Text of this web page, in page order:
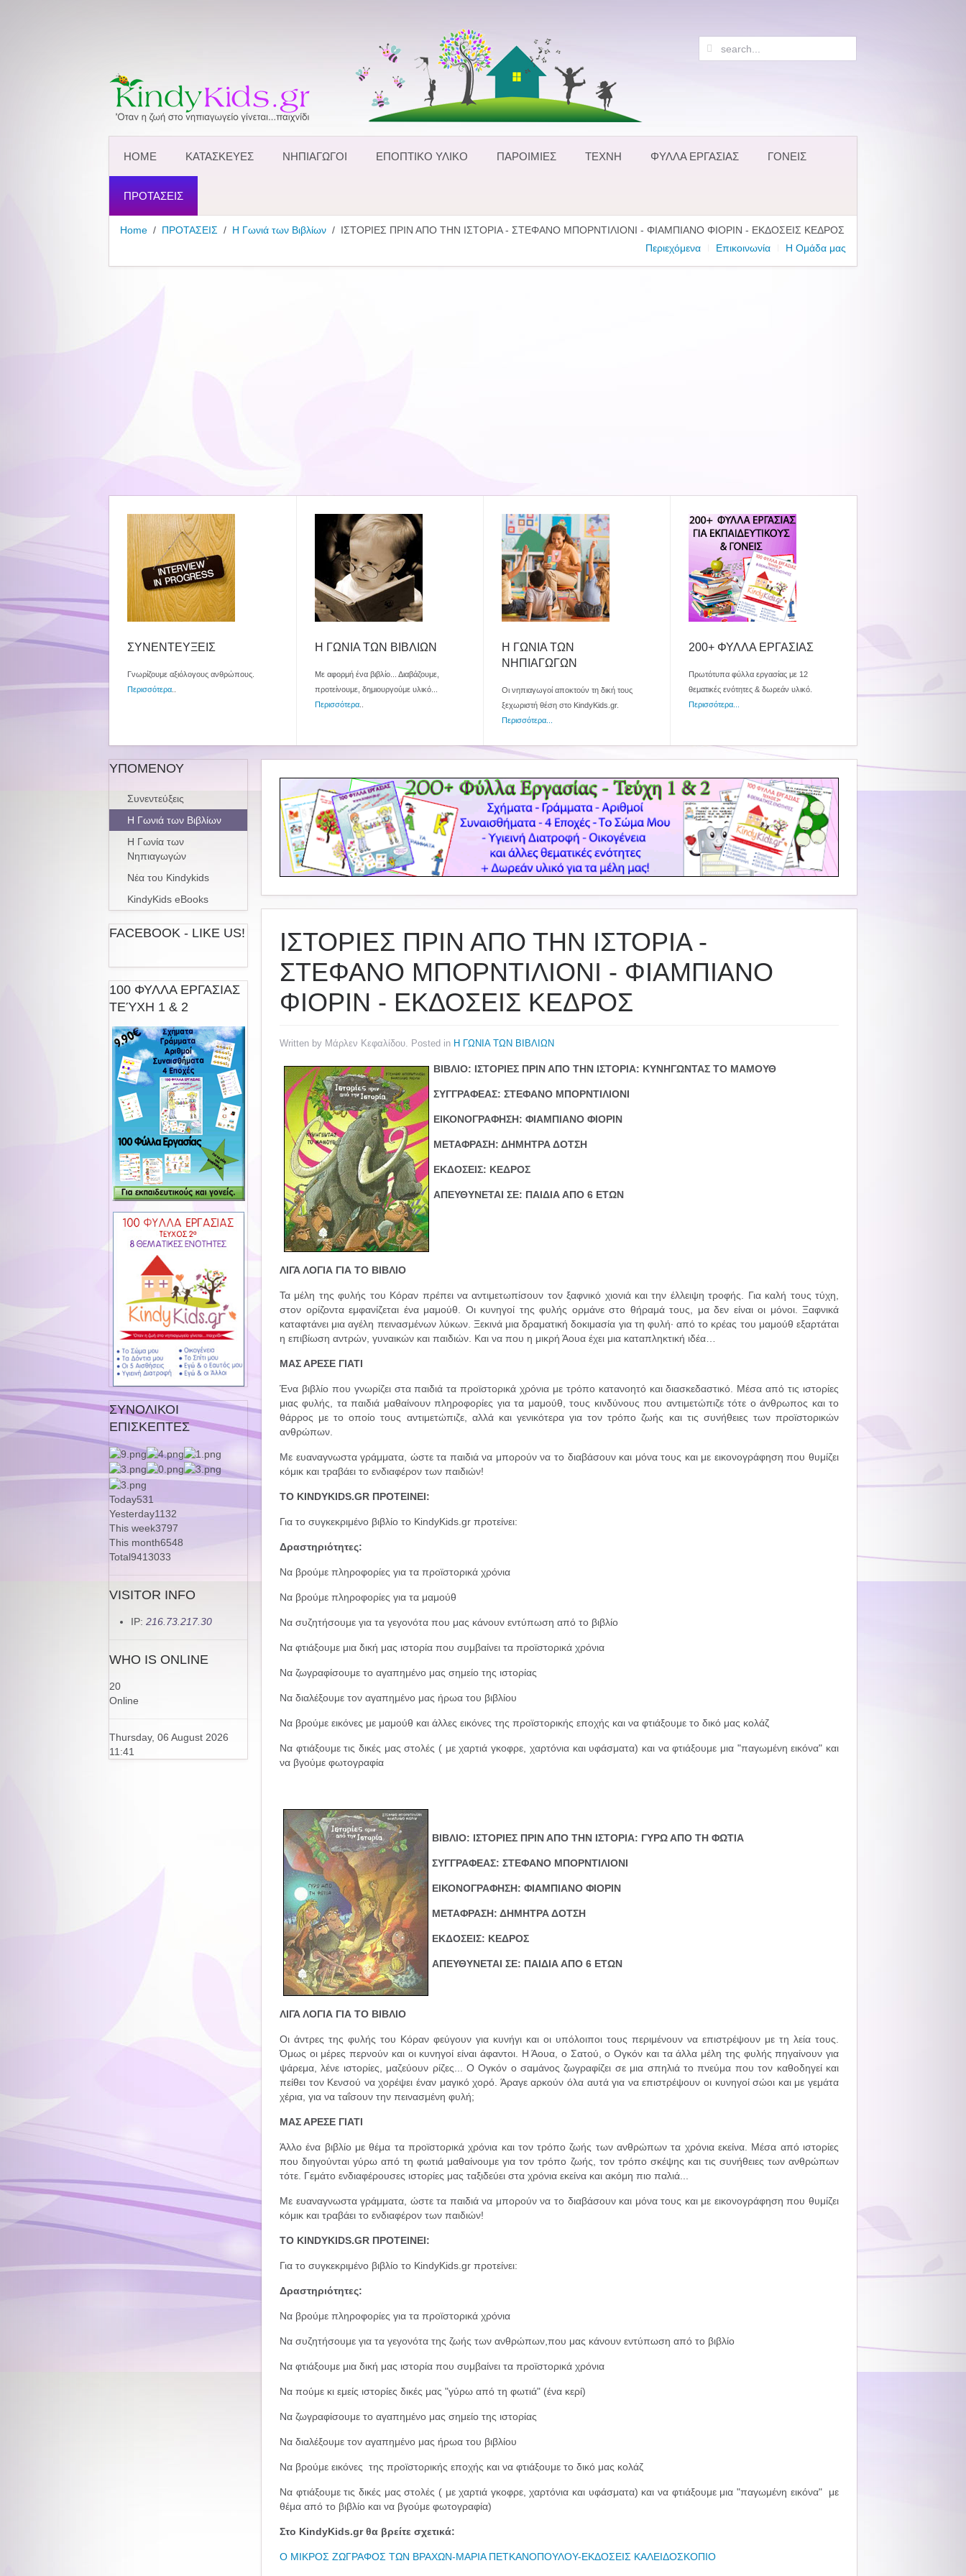
HOME ΚΑΤΑΣΚΕΥΕΣ ΝΗΠΙΑΓΩΓΟΙ ΕΠΟΠΤΙΚΟ ΥΛΙΚΟ ΠΑΡΟΙΜΙΕΣ ΤΕΧΝΗ ΦΥΛΛΑ ΕΡΓΑΣΙΑΣ ΓΟΝΕΙΣ
ΠΡΟΤΑΣΕΙΣ
Home ΠΡΟΤΑΣΕΙΣ Η Γωνιά των Βιβλίων
ΙΣΤΟΡΙΕΣ ΠΡΙΝ ΑΠΟ ΤΗΝ ΙΣΤΟΡΙΑ - ΣΤΕΦΑΝΟ ΜΠΟΡΝΤΙΛΙΟΝΙ - ΦΙΑΜΠΙΑΝΟ ΦΙΟΡΙΝ - ΕΚΔΟΣΕΙΣ ΚΕΔΡΟΣ
Περιεχόμενα
Επικοινωνία Η Ομάδα μας
ΣΥΝΕΝΤΕΥΞΕΙΣ
Γνωρίζουμε αξιόλογους ανθρώπους.
Περισσότερα
Η ΓΩΝΙΑ ΤΩΝ ΒΙΒΛΙΩΝ
Με αφορμή ένα βιβλίο... Διαβάζουμε,
προτείνουμε, δημιουργούμε υλικό...
Περισσότερα
Η ΓΩΝΙΑ ΤΩΝ
ΝΗΠΙΑΓΩΓΩΝ
Οι νηπιαγωγοί αποκτούν τη δική τους
ξεχωριστή θέση στο KindyKids.gr.
Περισσότερα...
200+ ΦΥΛΛΑ ΕΡΓΑΣΙΑΣ
Πρωτότυπα φύλλα εργασίας με 12
θεματικές ενότητες & δωρεάν υλικό.
Περισσότερα...
ΙΣΤΟΡΙΕΣ ΠΡΙΝ ΑΠΟ ΤΗΝ ΙΣΤΟΡΙΑ -
ΣΤΕΦΑΝΟ ΜΠΟΡΝΤΙΛΙΟΝΙ - ΦΙΑΜΠΙΑΝΟ
ΦΙΟΡΙΝ - ΕΚΔΟΣΕΙΣ ΚΕΔΡΟΣ
Written by Μάρλεν Κεφαλίδου. Posted in Η ΓΩΝΙΑ ΤΩΝ ΒΙΒΛΙΩΝ
ΒΙΒΛΙΟ: ΙΣΤΟΡΙΕΣ ΠΡΙΝ ΑΠΟ ΤΗΝ ΙΣΤΟΡΙΑ: ΚΥΝΗΓΩΝΤΑΣ ΤΟ ΜΑΜΟΥΘ
ΣΥΓΓΡΑΦΕΑΣ: ΣΤΕΦΑΝΟ ΜΠΟΡΝΤΙΛΙΟΝΙ
ΕΙΚΟΝΟΓΡΑΦΗΣΗ: ΦΙΑΜΠΙΑΝΟ ΦΙΟΡΙΝ
ΜΕΤΑΦΡΑΣΗ: ΔΗΜΗΤΡΑ ΔΟΤΣΗ
ΕΚΔΟΣΕΙΣ: ΚΕΔΡΟΣ
ΑΠΕΥΘΥΝΕΤΑΙ ΣΕ: ΠΑΙΔΙΑ ΑΠΟ 6 ΕΤΩΝ
ΛΙΓΑ ΛΟΓΙΑ ΓΙΑ ΤΟ ΒΙΒΛΙΟ
Τα μέλη της φυλής του Κόραν πρέπει να αντιμετωπίσουν τον ξαφνικό χιονιά και την έλλειψη τροφής. Για καλή τους τύχη,
στον ορίζοντα εμφανίζεται ένα μαμούθ. Οι κυνηγοί της φυλής ορμάνε στο θήραμά τους, μα δεν είναι οι μόνοι. Ξαφνικά
καταφτάνει μια αγέλη πεινασμένων λύκων. Ξεκινά μια δραματική δοκιμασία για τη φυλή· από το κρέας του μαμούθ εξαρτάται
η επιβίωση αντρών, γυναικών και παιδιών. Και να που η μικρή Άουα έχει μια καταπληκτική ιδέα…
ΜΑΣ ΑΡΕΣΕ ΓΙΑΤΙ
Ένα βιβλίο που γνωρίζει στα παιδιά τα προϊστορικά χρόνια με τρόπο κατανοητό και διασκεδαστικό. Μέσα από τις ιστορίες
μιας φυλής, τα παιδιά μαθαίνουν πληροφορίες για τα μαμούθ, τους κινδύνους που αντιμετώπιζε τότε ο άνθρωπος και το
θάρρος με το οποίο τους αντιμετώπιζε, αλλά και γενικότερα για τον τρόπο ζωής και τις συνήθειες των προϊστορικών
ανθρώπων.
Με ευαναγνωστα γράμματα, ώστε τα παιδιά να μπορούν να το διαβάσουν και μόνα τους και με εικονογράφηση που θυμίζει
κόμικ και τραβάει το ενδιαφέρον των παιδιών!
ΤΟ KINDYKIDS.GR ΠΡΟΤΕΙΝΕΙ:
Για το συγκεκριμένο βιβλίο το KindyKids.gr προτείνει:
Δραστηριότητες:
Να βρούμε πληροφορίες για τα προϊστορικά χρόνια
Να βρούμε πληροφορίες για τα μαμούθ
Να συζητήσουμε για τα γεγονότα που μας κάνουν εντύπωση από το βιβλίο
Να φτιάξουμε μια δική μας ιστορία που συμβαίνει τα προϊστορικά χρόνια
Να ζωγραφίσουμε το αγαπημένο μας σημείο της ιστορίας
Να διαλέξουμε τον αγαπημένο μας ήρωα του βιβλίου
Να βρούμε εικόνες με μαμούθ και άλλες εικόνες της προϊστορικής εποχής και να φτιάξουμε το δικό μας κολάζ
Να φτιάξουμε τις δικές μας στολές ( με χαρτιά γκοφρε, χαρτόνια και υφάσματα) και να φτιάξουμε μια "παγωμένη εικόνα" και
να βγούμε φωτογραφία
ΒΙΒΛΙΟ: ΙΣΤΟΡΙΕΣ ΠΡΙΝ ΑΠΟ ΤΗΝ ΙΣΤΟΡΙΑ: ΓΥΡΩ ΑΠΟ ΤΗ ΦΩΤΙΑ
ΣΥΓΓΡΑΦΕΑΣ: ΣΤΕΦΑΝΟ ΜΠΟΡΝΤΙΛΙΟΝΙ
ΕΙΚΟΝΟΓΡΑΦΗΣΗ: ΦΙΑΜΠΙΑΝΟ ΦΙΟΡΙΝ
ΜΕΤΑΦΡΑΣΗ: ΔΗΜΗΤΡΑ ΔΟΤΣΗ
ΕΚΔΟΣΕΙΣ: ΚΕΔΡΟΣ
ΑΠΕΥΘΥΝΕΤΑΙ ΣΕ: ΠΑΙΔΙΑ ΑΠΟ 6 ΕΤΩΝ
ΛΙΓΑ ΛΟΓΙΑ ΓΙΑ ΤΟ ΒΙΒΛΙΟ
Οι άντρες της φυλής του Κόραν φεύγουν για κυνήγι και οι υπόλοιποι τους περιμένουν να επιστρέψουν με τη λεία τους.
Όμως οι μέρες περνούν και οι κυνηγοί είναι άφαντοι. Η Άουα, ο Σατού, ο Ογκόν και τα άλλα μέλη της φυλής πηγαίνουν για
ψάρεμα, λένε ιστορίες, μαζεύουν ρίζες... Ο Ογκόν ο σαμάνος ζωγραφίζει σε μια σπηλιά το πνεύμα που τον καθοδηγεί και
πείθει τον Κενσού να χορέψει έναν μαγικό χορό. Άραγε αρκούν όλα αυτά για να επιστρέψουν οι κυνηγοί σώοι και με γεμάτα
χέρια, για να ταΐσουν την πεινασμένη φυλή;
ΜΑΣ ΑΡΕΣΕ ΓΙΑΤΙ
Άλλο ένα βιβλίο με θέμα τα προϊστορικά χρόνια και τον τρόπο ζωής των ανθρώπων τα χρόνια εκείνα. Μέσα από ιστορίες
που διηγούνται γύρω από τη φωτιά μαθαίνουμε για τον τρόπο ζωής, τον τρόπο σκέψης και τις συνήθειες των ανθρώπων
τότε. Γεμάτο ενδιαφέρουσες ιστορίες μας ταξιδεύει στα χρόνια εκείνα και ακόμη πιο παλιά...
Με ευαναγνωστα γράμματα, ώστε τα παιδιά να μπορούν να το διαβάσουν και μόνα τους και με εικονογράφηση που θυμίζει
κόμικ και τραβάει το ενδιαφέρον των παιδιών!
ΤΟ KINDYKIDS.GR ΠΡΟΤΕΙΝΕΙ:
Για το συγκεκριμένο βιβλίο το KindyKids.gr προτείνει:
Δραστηριότητες:
Να βρούμε πληροφορίες για τα προϊστορικά χρόνια
Να συζητήσουμε για τα γεγονότα της ζωής των ανθρώπων,που μας κάνουν εντύπωση από το βιβλίο
Να φτιάξουμε μια δική μας ιστορία που συμβαίνει τα προϊστορικά χρόνια
Να πούμε κι εμείς ιστορίες δικές μας "γύρω από τη φωτιά" (ένα κερί)
Να ζωγραφίσουμε το αγαπημένο μας σημείο της ιστορίας
Να διαλέξουμε τον αγαπημένο μας ήρωα του βιβλίου
Να βρούμε εικόνες της προϊστορικής εποχής και να φτιάξουμε το δικό μας κολάζ
Να φτιάξουμε τις δικές μας στολές ( με χαρτιά γκοφρε, χαρτόνια και υφάσματα) και να φτιάξουμε μια "παγωμένη εικόνα" με
θέμα από το βιβλίο και να βγούμε φωτογραφία)
Στο KindyKids.gr θα βρείτε σχετικά:
Ο ΜΙΚΡΟΣ ΖΩΓΡΑΦΟΣ ΤΩΝ ΒΡΑΧΩΝ-ΜΑΡΙΑ ΠΕΤΚΑΝΟΠΟΥΛΟΥ-ΕΚΔΟΣΕΙΣ ΚΑΛΕΙΔΟΣΚΟΠΙΟ
ΥΠΟΜΕΝΟΥ
Συνεντεύξεις
Η Γωνιά των Βιβλίων
Η Γωνία των
Νηπιαγωγών
Νέα του Kindykids
KindyKids eBooks
FACEBOOK - LIKE US!
100 ΦΥΛΛΑ ΕΡΓΑΣΙΑΣ
ΤΕΎΧΗ 1 & 2
ΣΥΝΟΛΙΚΟΙ
ΕΠΙΣΚΕΠΤΕΣ
Today531
Yesterday1132
This week3797
This month6548
Total9413033
VISITOR INFO
IP: 216.73.217.30
WHO IS ONLINE
20
Online
Thursday, 06 August 2026
11:41